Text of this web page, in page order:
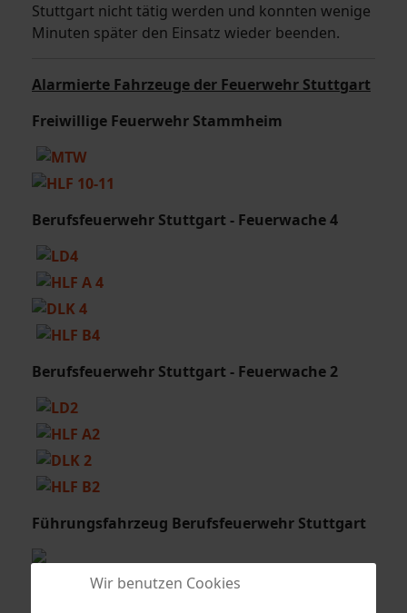
Stuttgart nicht tätig werden und konnten wenige
Minuten später den Einsatz wieder beenden.
Alarmierte Fahrzeuge der Feuerwehr Stuttgart
Freiwillige Feuerwehr Stammheim
Berufsfeuerwehr Stuttgart - Feuerwache 4
Berufsfeuerwehr Stuttgart- Feuerwache 2
Führungsfahrzeug Berufsfeuerwehr Stuttgart
Wir benutzen Cookies